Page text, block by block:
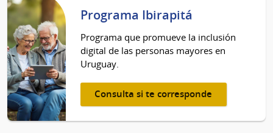
Programa Ibirapitá
Programa que promueve la inclusión
digital de las personas mayores en
Uruguay.
Consulta si te corresponde